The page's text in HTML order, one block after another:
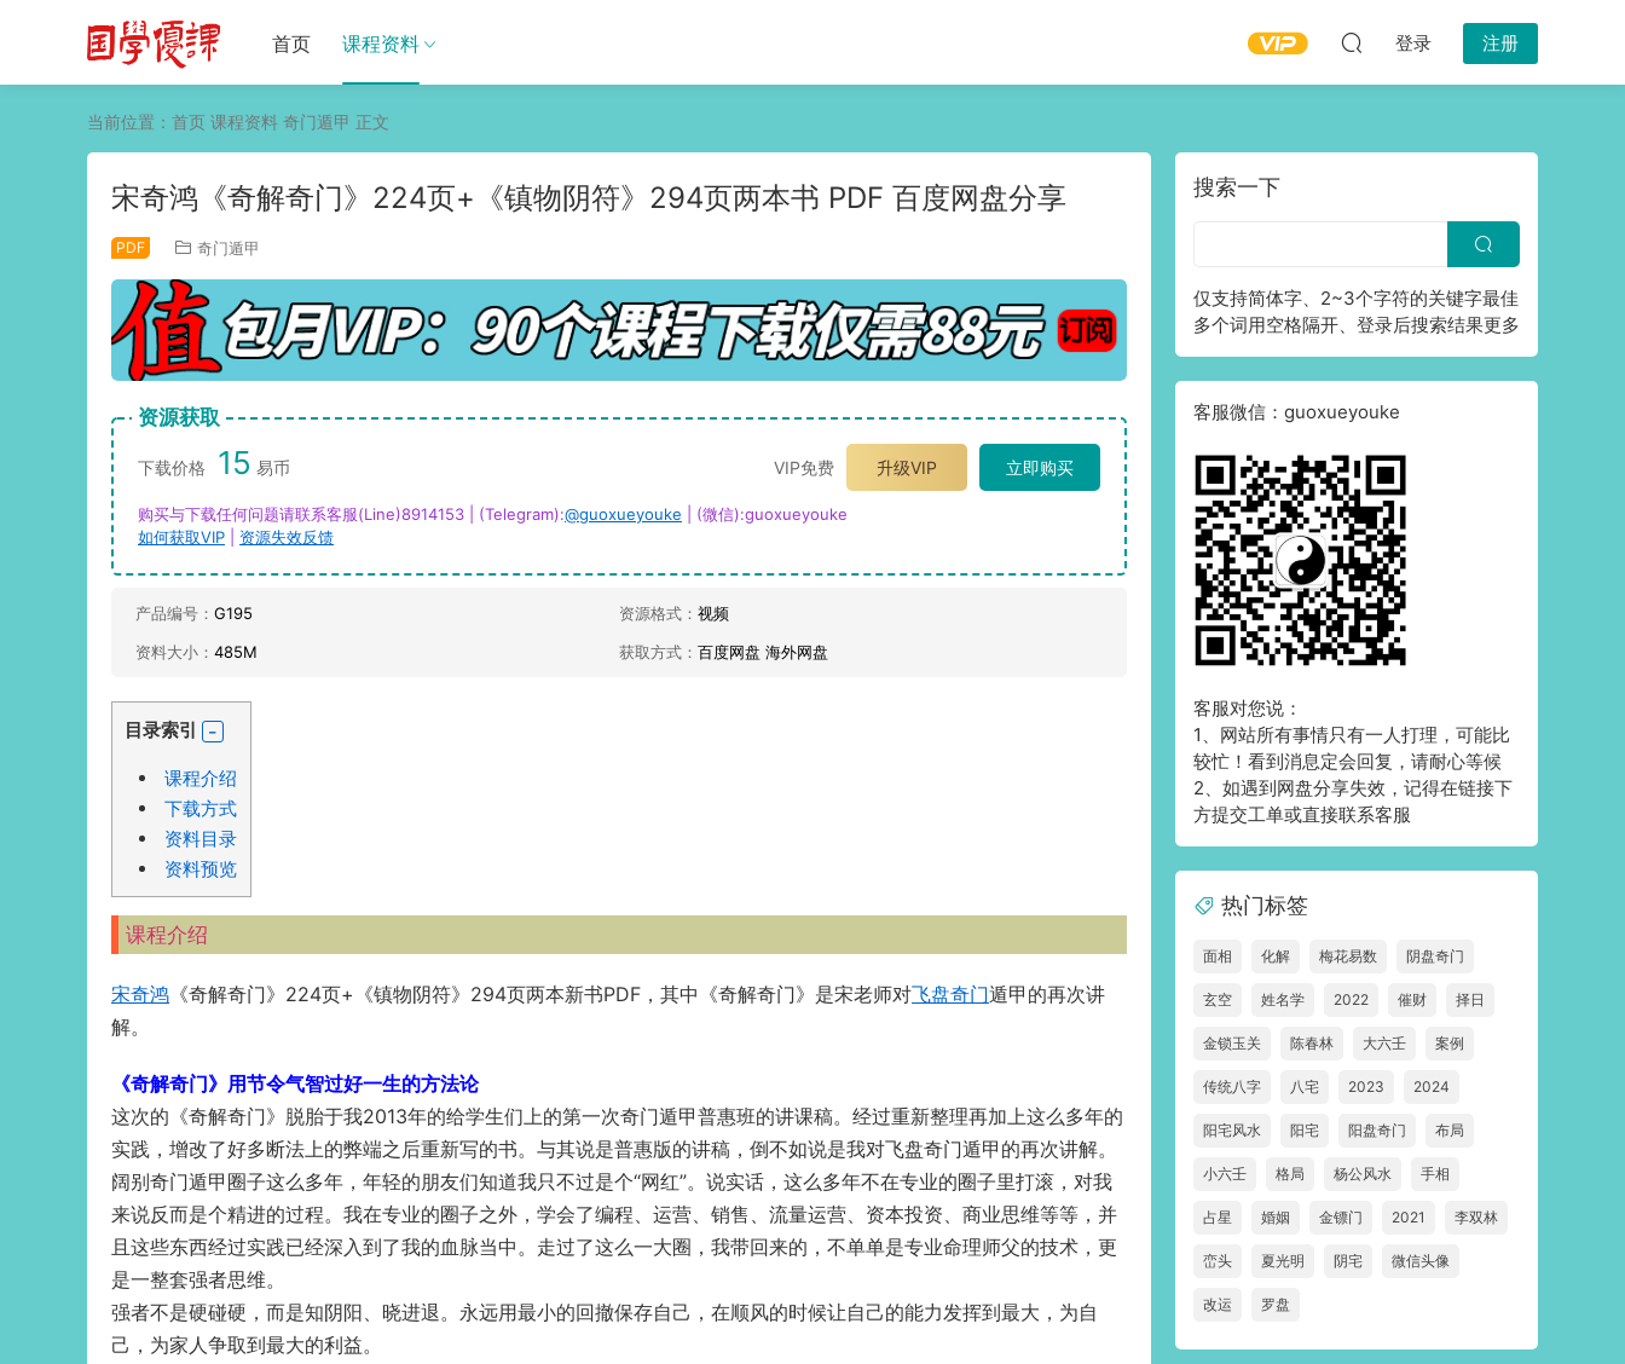
首页 课程资料 登录 注册
当前位置： 首页 课程资料 奇门遁甲 正文
宋奇鸿《奇解奇门》224页+《镇物阴符》294页两本书 PDF 百度网盘分享
PDF 奇门遁甲
资源获取
下载价格 15 易币 VIP免费 升级VIP 立即购买
购买与下载任何问题请联系客服(Line)8914153 | (Telegram):@guoxueyouke | (微信):guoxueyouke
如何获取VIP
资源失效反馈
产品编号： G195 资源格式： 视频
资料大小： 485M 获取方式： 百度网盘 海外网盘
目录索引
课程介绍
下载方式
资料目录
资料预览
课程介绍
宋奇鸿 《奇解奇门》224页+《镇物阴符》294页两本新书PDF，其中《奇解奇门》是宋老师对飞盘奇门遁甲的再次讲
解。
《奇解奇门》用节令气智过好一生的方法论
这次的《奇解奇门》脱胎于我2013年的给学生们上的第一次奇门遁甲普惠班的讲课稿。经过重新整理再加上这么多年的
实践，增改了好多断法上的弊端之后重新写的书。与其说是普惠版的讲稿，倒不如说是我对飞盘奇门遁甲的再次讲解。
阔别奇门遁甲圈子这么多年，年轻的朋友们知道我只不过是个“网红”。说实话，这么多年不在专业的圈子里打滚，对我
来说反而是个精进的过程。我在专业的圈子之外，学会了编程、运营、销售、流量运营、资本投资、商业思维等等，并
且这些东西经过实践已经深入到了我的血脉当中。走过了这么一大圈，我带回来的，不单单是专业命理师父的技术，更
是一整套强者思维。
强者不是硬碰硬，而是知阴阳、晓进退。永远用最小的回撤保存自己，在顺风的时候让自己的能力发挥到最大，为自
己，为家人争取到最大的利益。
搜索一下
仅支持简体字、2~3个字符的关键字最佳
多个词用空格隔开、登录后搜索结果更多
客服微信：guoxueyouke
客服对您说：
1、网站所有事情只有一人打理，可能比
较忙！看到消息定会回复，请耐心等候
2、如遇到网盘分享失效，记得在链接下
方提交工单或直接联系客服
热门标签
面相 化解 梅花易数 阴盘奇门
玄空 姓名学 2022 催财 择日
金锁玉关 陈春林 大六壬 案例
传统八字 八宅 2023 2024
阳宅风水 阳宅 阳盘奇门 布局
小六壬 格局 杨公风水 手相
占星 婚姻 金镖门 2021 李双林
峦头 夏光明 阴宅 微信头像
改运 罗盘